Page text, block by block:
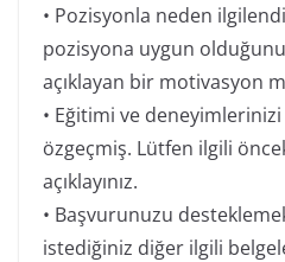
• Pozisyonla neden
pozisyona uygun
açıklayan bir motivasyon
• Eğitimi ve
özgeçmiş. Lütfen ilgili
açıklayınız.
• Başvurunuzu
istediğiniz diğer ilgili